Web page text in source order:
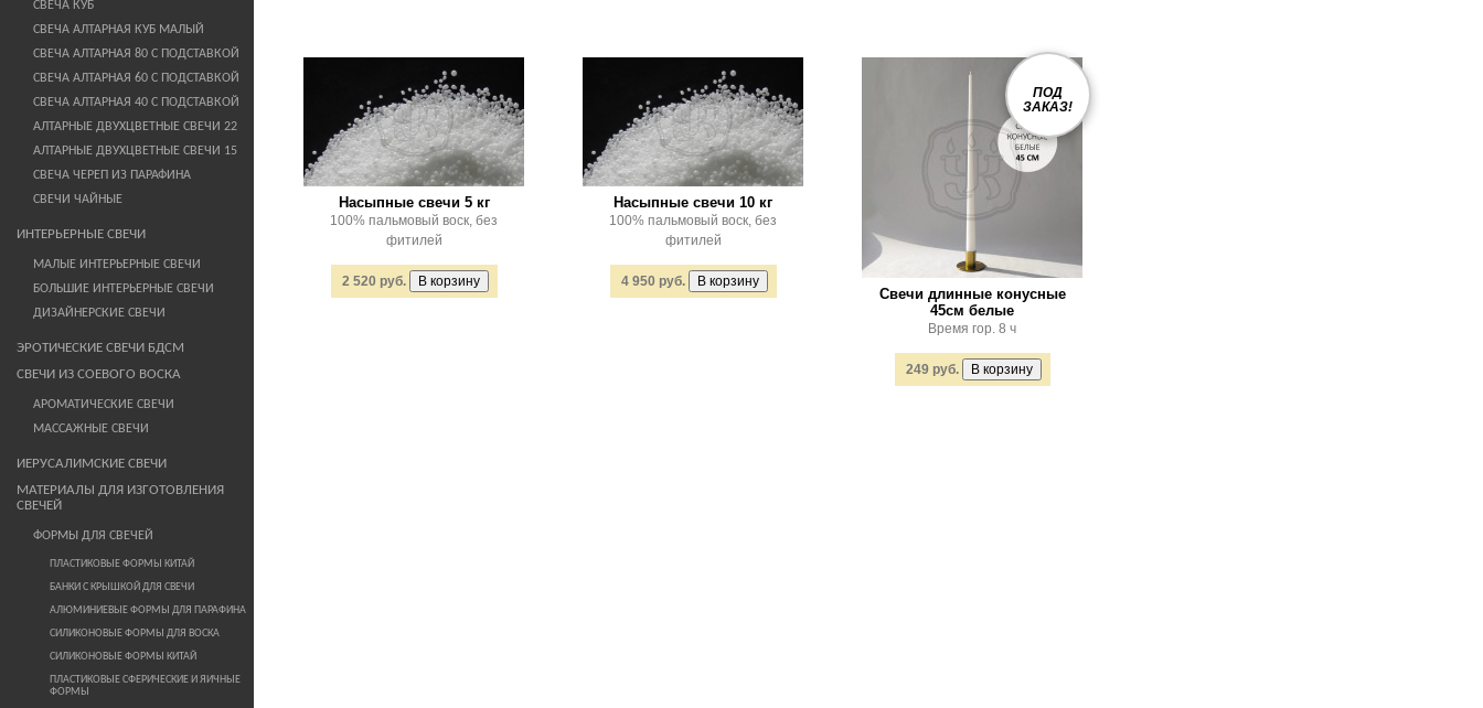
СВЕЧА КУБ
СВЕЧА АЛТАРНАЯ КУБ МАЛЫЙ
СВЕЧА АЛТАРНАЯ 80 С ПОДСТАВКОЙ
СВЕЧА АЛТАРНАЯ 60 С ПОДСТАВКОЙ
СВЕЧА АЛТАРНАЯ 40 С ПОДСТАВКОЙ
АЛТАРНЫЕ ДВУХЦВЕТНЫЕ СВЕЧИ 22
АЛТАРНЫЕ ДВУХЦВЕТНЫЕ СВЕЧИ 15
СВЕЧА ЧЕРЕП ИЗ ПАРАФИНА
СВЕЧИ ЧАЙНЫЕ
ИНТЕРЬЕРНЫЕ СВЕЧИ
МАЛЫЕ ИНТЕРЬЕРНЫЕ СВЕЧИ
БОЛЬШИЕ ИНТЕРЬЕРНЫЕ СВЕЧИ
ДИЗАЙНЕРСКИЕ СВЕЧИ
ЭРОТИЧЕСКИЕ СВЕЧИ БДСМ
СВЕЧИ ИЗ СОЕВОГО ВОСКА
АРОМАТИЧЕСКИЕ СВЕЧИ
МАССАЖНЫЕ СВЕЧИ
ИЕРУСАЛИМСКИЕ СВЕЧИ
МАТЕРИАЛЫ ДЛЯ ИЗГОТОВЛЕНИЯ
СВЕЧЕЙ
ФОРМЫ ДЛЯ СВЕЧЕЙ
ПЛАСТИКОВЫЕ ФОРМЫ КИТАЙ
БАНКИ С КРЫШКОЙ ДЛЯ СВЕЧИ
АЛЮМИНИЕВЫЕ ФОРМЫ ДЛЯ ПАРАФИНА
СИЛИКОНОВЫЕ ФОРМЫ ДЛЯ ВОСКА
СИЛИКОНОВЫЕ ФОРМЫ КИТАЙ
ПЛАСТИКОВЫЕ СФЕРИЧЕСКИЕ И ЯИЧНЫЕ
ФОРМЫ
Насыпные свечи 5 кг
100% пальмовый воск, без
фитилей
2 520 руб.
Насыпные свечи 10 кг
100% пальмовый воск, без
фитилей
4 950 руб.
ПОД
ЗАКАЗ!
Свечи длинные конусные
45см белые
Время гор. 8 ч
249 руб.